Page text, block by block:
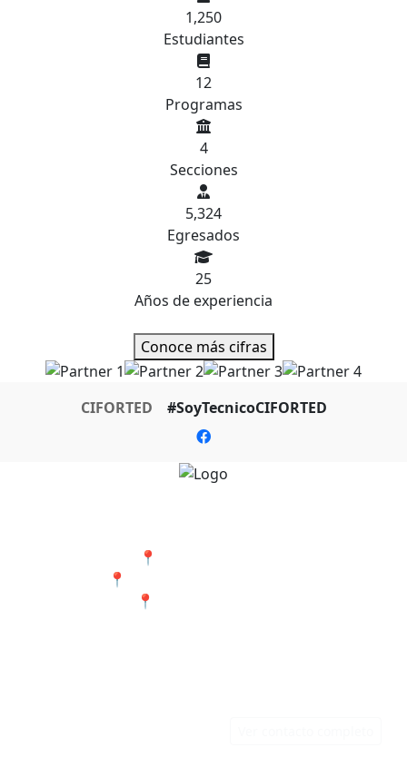
1,250
Estudiantes
12
Programas
4
Secciones
5,324
Egresados
25
Años de experiencia
Conoce más cifras
CIFORTED #SoyTecnicoCIFORTED
📍 Cali - San Bosco
📍 Jamundí - Barrio Popular
📍 Tumaco - Nariño